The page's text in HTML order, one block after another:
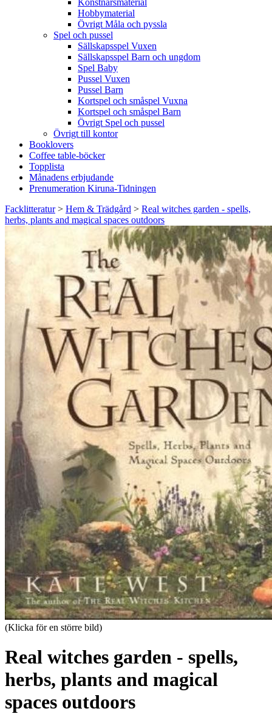
Konstnärsmaterial
Hobbymaterial
Övrigt Måla och pyssla
Spel och pussel
Sällskapsspel Vuxen
Sällskapsspel Barn och ungdom
Spel Baby
Pussel Vuxen
Pussel Barn
Kortspel och småspel Vuxna
Kortspel och småspel Barn
Övrigt Spel och pussel
Övrigt till kontor
Booklovers
Coffee table-böcker
Topplista
Månadens erbjudande
Prenumeration Kiruna-Tidningen
Facklitteratur> Hem & Trädgård > Real witches garden - spells,
herbs, plants and magical spaces outdoors
(Klicka för en större bild)
Real witches garden - spells,
herbs, plants and magical
spaces outdoors